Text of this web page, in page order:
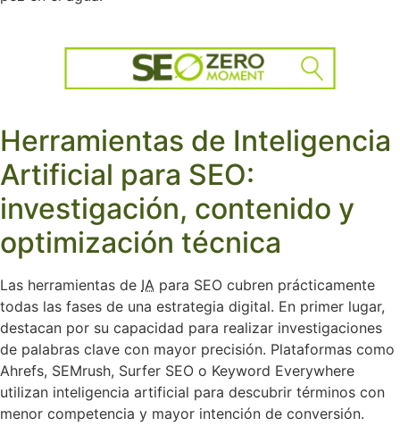
Herramientas de Inteligencia
Artificial para SEO:
investigación, contenido y
optimización técnica
Las herramientas de IA para SEO cubren prácticamente
todas las fases de una estrategia digital. En primer lugar,
destacan por su capacidad para realizar investigaciones
de palabras clave con mayor precisión. Plataformas como
Ahrefs, SEMrush, Surfer SEO o Keyword Everywhere
utilizan inteligencia artificial para descubrir términos con
menor competencia y mayor intención de conversión.